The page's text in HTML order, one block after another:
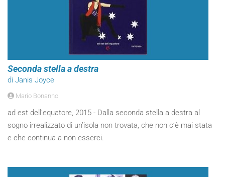
Seconda stella a destra
di Janis Joyce
Mario Bonanno
ad est dell’equatore, 2015 - Dalla seconda stella a destra al
sogno irrealizzato di un’isola non trovata, che non c’è mai stata
e che continua a non esserci.